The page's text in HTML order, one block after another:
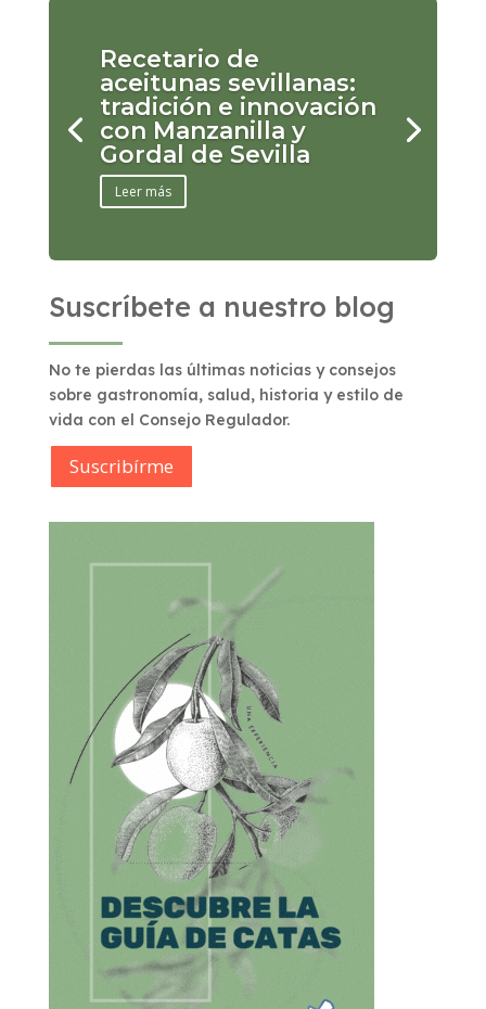
Recetario de
aceitunas sevillanas:
tradición e innovación
con Manzanilla y
Gordal de Sevilla
Leer más
Suscríbete a nuestro blog
No te pierdas las últimas noticias y consejos
sobre gastronomía, salud, historia y estilo de
vida con el Consejo Regulador.
Suscribírme